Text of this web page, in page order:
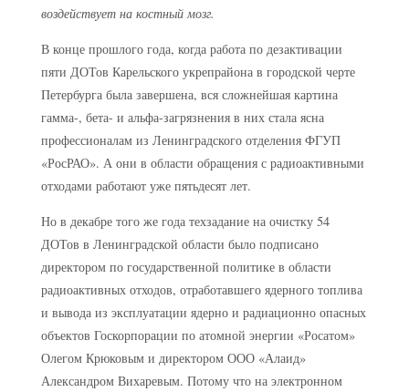
воздействует на костный мозг.
В конце прошлого года, когда работа по дезактивации
пяти ДОТов Карельского укрепрайона в городской черте
Петербурга была завершена, вся сложнейшая картина
гамма-, бета- и альфа-загрязнения в них стала ясна
профессионалам из Ленинградского отделения ФГУП
«РосРАО». А они в области обращения с радиоактивными
отходами работают уже пятьдесят лет.
Но в декабре того же года техзадание на очистку 54
ДОТов в Ленинградской области было подписано
директором по государственной политике в области
радиоактивных отходов, отработавшего ядерного топлива
и вывода из эксплуатации ядерно и радиационно опасных
объектов Госкорпорации по атомной энергии «Росатом»
Олегом Крюковым и директором ООО «Алаид»
Александром Вихаревым. Потому что на электронном